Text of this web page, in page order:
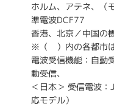
ホルム、アテネ、（
準電波DCF77
香港、北京／中国の
※（ ）内の各都市は
電波受信機能：自動
動受信、
＜日本＞ 受信電波
応モデル）